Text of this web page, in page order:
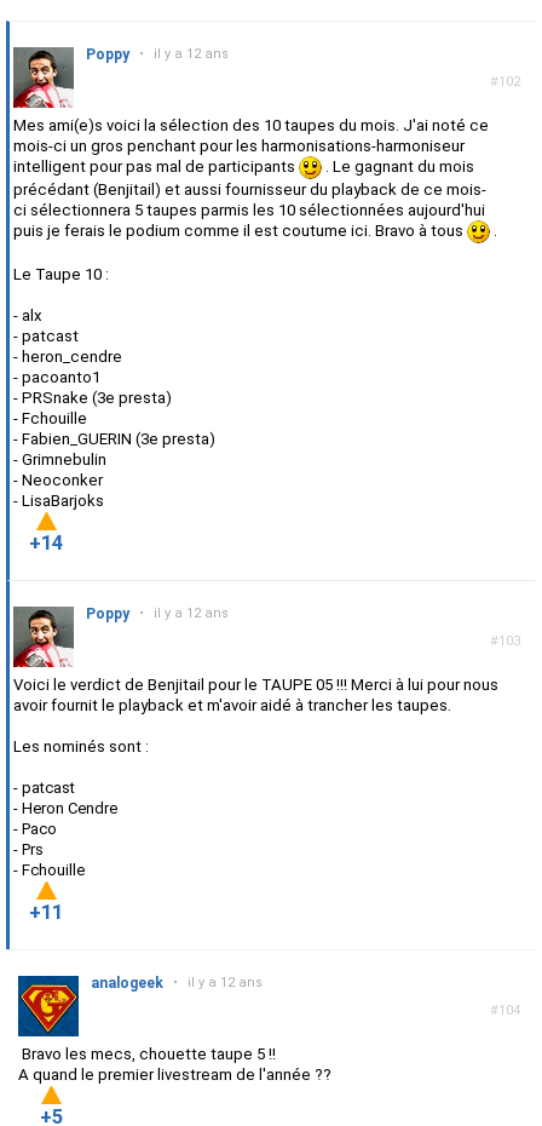
#102
Poppy • il y a 12 ans
Mes ami(e)s voici la sélection des 10 taupes du mois. J'ai noté ce
mois-ci un gros penchant pour les harmonisations-harmoniseur
intelligent pour pas mal de participants
. Le gagnant du mois
précédant (Benjitail) et aussi fournisseur du playback de ce mois-
ci sélectionnera 5 taupes parmis les 10 sélectionnées aujourd'hui
puis je ferais le podium comme il est coutume ici. Bravo à tous
.
Le Taupe 10 :
- alx
- patcast
- heron_cendre
- pacoanto1
- PRSnake (3e presta)
- Fchouille
- Fabien_GUERIN (3e presta)
- Grimnebulin
- Neoconker
- LisaBarjoks
+14
#103
Poppy • il y a 12 ans
Voici le verdict de Benjitail pour le TAUPE 05 !!! Merci à lui pour nous
avoir fournit le playback et m'avoir aidé à trancher les taupes.
Les nominés sont :
- patcast
- Heron Cendre
- Paco
- Prs
- Fchouille
+11
#104
analogeek • il y a 12 ans
Bravo les mecs, chouette taupe 5 !!
A quand le premier livestream de l'année ??
+5